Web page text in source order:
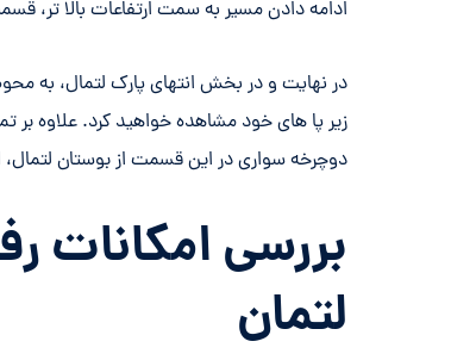
ادامه دادن مسیر به سمت ارتفاعات بالا تر،
در نهایت و در بخش انتهای پارک لتمال، به
زیر پا های خود مشاهده خواهید کرد. علاوه بر
دوچرخه سواری در این قسمت از بوستان لتمال،
بررسی امکانات
لتمان